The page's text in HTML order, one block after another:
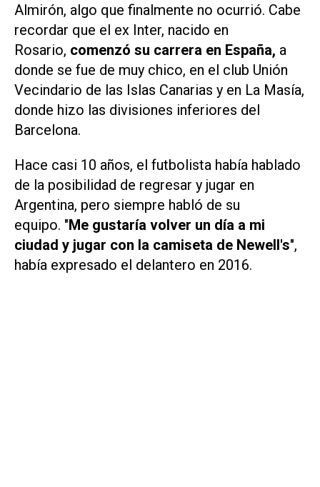
Almirón, algo que finalmente no ocurrió. Cabe
recordar que el ex Inter, nacido en
Rosario, comenzó su carrera en España, a
donde se fue de muy chico, en el club Unión
Vecindario de las Islas Canarias y en La Masía,
donde hizo las divisiones inferiores del
Barcelona.
Hace casi 10 años, el futbolista había hablado
de la posibilidad de regresar y jugar en
Argentina, pero siempre habló de su
equipo. "Me gustaría volver un día a mi
ciudad y jugar con la camiseta de Newell's",
había expresado el delantero en 2016.